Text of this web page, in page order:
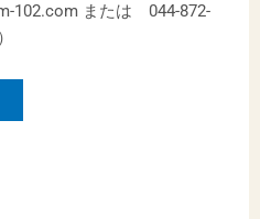
102.com または 044-872-